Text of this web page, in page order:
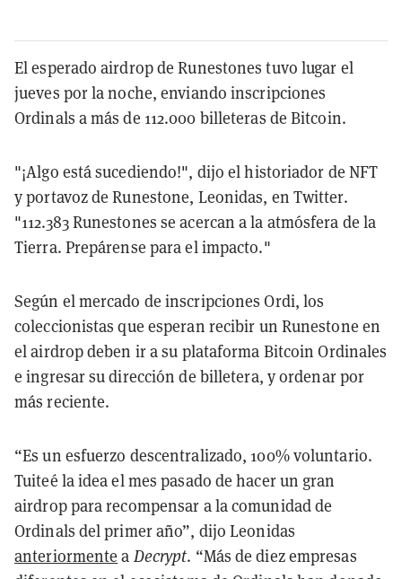
El esperado airdrop de Runestones tuvo lugar el
jueves por la noche, enviando inscripciones
Ordinals a más de 112.000 billeteras de Bitcoin.
"¡Algo está sucediendo!", dijo el historiador de NFT
y portavoz de Runestone, Leonidas, en Twitter.
"112.383 Runestones se acercan a la atmósfera de la
Tierra. Prepárense para el impacto."
Según el mercado de inscripciones Ordi, los
coleccionistas que esperan recibir un Runestone en
el airdrop deben ir a su plataforma Bitcoin Ordinales
e ingresar su dirección de billetera, y ordenar por
más reciente.
“Es un esfuerzo descentralizado, 100% voluntario.
Tuiteé la idea el mes pasado de hacer un gran
airdrop para recompensar a la comunidad de
Ordinals del primer año”, dijo Leonidas
anteriormente a Decrypt. “Más de diez empresas